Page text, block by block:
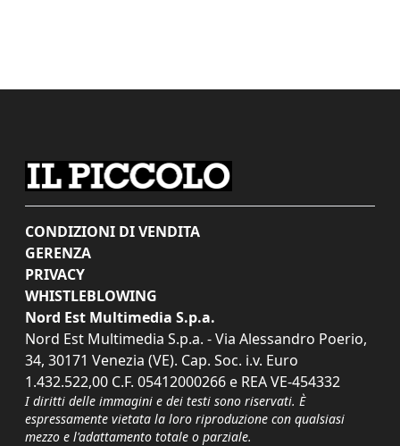
CONDIZIONI DI VENDITA
GERENZA
PRIVACY
WHISTLEBLOWING
Nord Est Multimedia S.p.a.
Nord Est Multimedia S.p.a. - Via Alessandro Poerio,
34, 30171 Venezia (VE). Cap. Soc. i.v. Euro
1.432.522,00 C.F. 05412000266 e REA VE-454332
I diritti delle immagini e dei testi sono riservati. È
espressamente vietata la loro riproduzione con qualsiasi
mezzo e l'adattamento totale o parziale.